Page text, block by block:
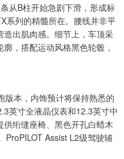
从B柱开始急剧下滑，形成标
系列的精髓所在。腰线并非平
出肌肉感。细节上，车顶采
，搭配运动风格黑色轮毂，
版本，内饰预计将保持熟悉的
英寸全液晶仪表和12.3英寸中
绗缝座椅、黑色开孔白蜡木
ProPILOT Assist L2级驾驶辅